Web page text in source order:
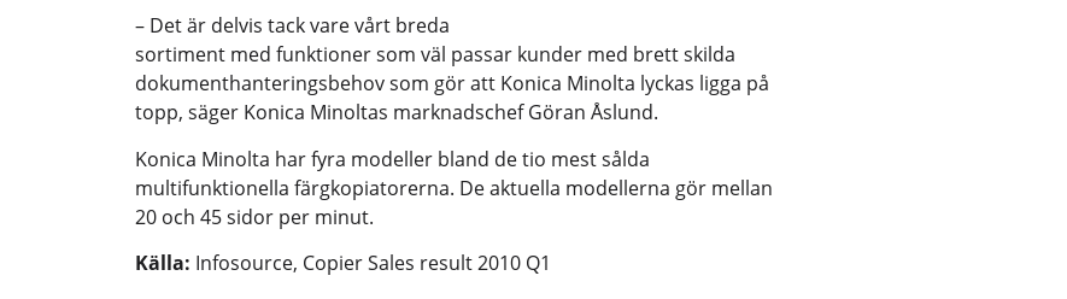
– Det är delvis tack vare vårt breda
sortiment med funktioner som väl passar kunder med brett skilda
dokumenthanteringsbehov som gör att Konica Minolta lyckas ligga på
topp, säger Konica Minoltas marknadschef Göran Åslund.
Konica Minolta har fyra modeller bland de tio mest sålda
multifunktionella färgkopiatorerna. De aktuella modellerna gör mellan
20 och 45 sidor per minut.
Källa: Infosource, Copier Sales result 2010 Q1